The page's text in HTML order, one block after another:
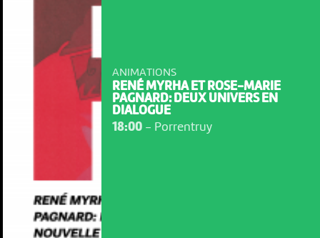
ANIMATIONS
RENÉ MYRHA ET ROSE-MARIE
PAGNARD: DEUX UNIVERS EN
DIALOGUE
18:00- Porrentruy